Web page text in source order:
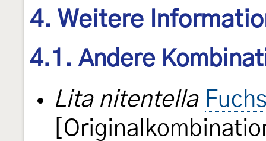
4. Weitere
4.1. Andere
Lita nitentella